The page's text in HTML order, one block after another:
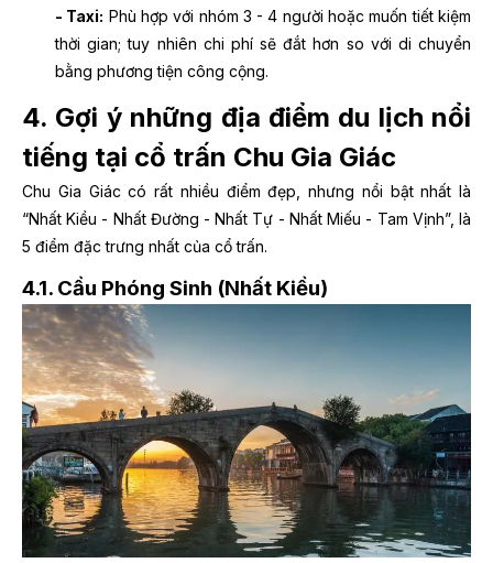
- Taxi: Phù hợp với nhóm 3 - 4 người hoặc muốn tiết kiệm
thời gian; tuy nhiên chi phí sẽ đắt hơn so với di chuyển
bằng phương tiện công cộng.
4. Gợi ý những địa điểm du lịch nổi
tiếng tại cổ trấn Chu Gia Giác
Chu Gia Giác có rất nhiều điểm đẹp, nhưng nổi bật nhất là
“Nhất Kiều - Nhất Đường - Nhất Tự - Nhất Miếu - Tam Vịnh”, là
5 điểm đặc trưng nhất của cổ trấn.
4.1. Cầu Phóng Sinh (Nhất Kiều)